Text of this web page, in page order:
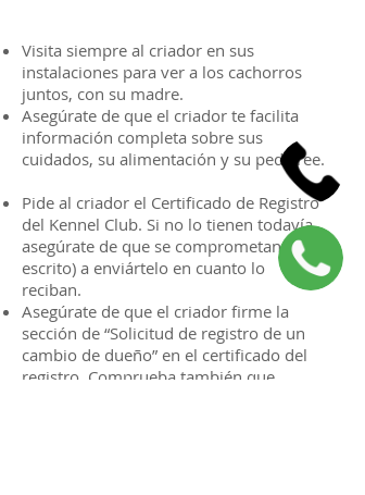
Visita siempre al criador en sus
instalaciones para ver a los cachorros
juntos, con su madre.
Asegúrate de que el criador te facilita
información completa sobre sus
cuidados, su alimentación y su pedigree.
Pide al criador el Certificado de Registro
del Kennel Club. Si no lo tienen todavía,
asegúrate de que se comprometan (por
escrito) a enviártelo en cuanto lo
reciban.
Asegúrate de que el criador firme la
sección de “Solicitud de registro de un
cambio de dueño” en el certificado del
registro. Comprueba también que